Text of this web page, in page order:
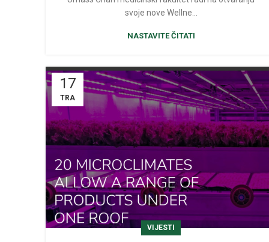
zajednici
svoje nove Wellne...
NASTAVITE ČITATI
17
TRA
VIJESTI